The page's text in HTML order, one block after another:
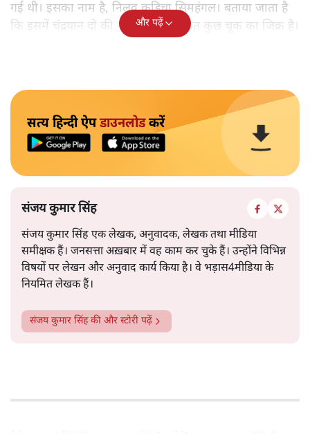
गई थी। इसका नाम है, निलवु कुडिचा सिमहंगल। बताया जाता है
कि इसमें चंद्रयान दो की नाकामी से संबंधित कुछ चूक का जिक्र है।
और पढ़ें
सत्य हिन्दी ऐपडाउनलोडकरें
संजय कुमार सिंह
संजय कुमार सिंह एक लेखक, अनुवादक, लेखक तथा मीडिया
समीक्षक हैं। जनसत्ता अख़बार में वह काम कर चुके हैं। उन्होंने विभिन्न
विषयों पर लेखन और अनुवाद कार्य किया है। वे भड़ास4मीडिया के
नियमित लेखक हैं।
संजय कुमार सिंहकी और स्टोरी पढ़ें